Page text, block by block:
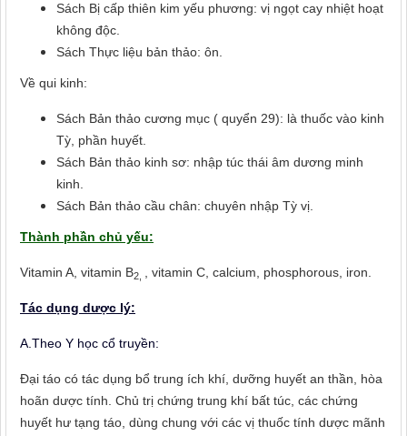
Sách Bị cấp thiên kim yếu phương: vị ngọt cay nhiệt hoạt
không độc.
Sách Thực liệu bản thảo: ôn.
Về qui kinh:
Sách Bản thảo cương mục ( quyển 29): là thuốc vào kinh
Tỳ, phần huyết.
Sách Bản thảo kinh sơ: nhập túc thái âm dương minh
kinh.
Sách Bản thảo cầu chân: chuyên nhập Tỳ vị.
Thành phần chủ yếu:
Vitamin A, vitamin B2, , vitamin C, calcium, phosphorous, iron.
Tác dụng dược lý:
A.Theo Y học cổ truyền:
Đại táo có tác dụng bổ trung ích khí, dưỡng huyết an thần, hòa
hoãn dược tính. Chủ trị chứng trung khí bất túc, các chứng
huyết hư tạng táo, dùng chung với các vị thuốc tính dược mãnh